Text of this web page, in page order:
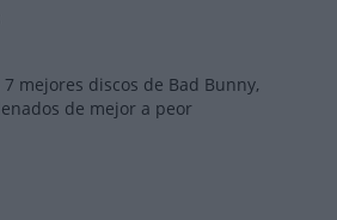
7 mejores discos de Bad Bunny,
de mejor a peor